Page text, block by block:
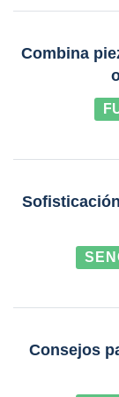
Combina
Consejos